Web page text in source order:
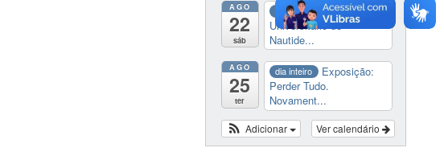
AGO
22
sáb
dia inteiro
Desafio
Universitário de
Nautide...
AGO
25
ter
dia inteiro
Exposição:
Perder Tudo.
Novament...
Ver calendário
Adicionar